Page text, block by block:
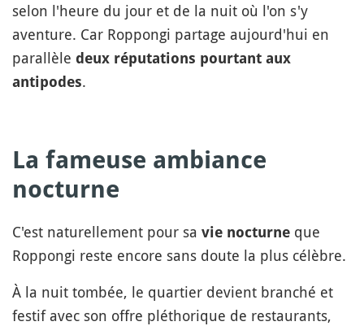
selon l'heure du jour et de la nuit où l'on s'y
aventure. Car Roppongi partage aujourd'hui en
parallèle deux réputations pourtant aux
antipodes.
La fameuse ambiance
nocturne
C'est naturellement pour sa vie nocturne que
Roppongi reste encore sans doute la plus célèbre.
À la nuit tombée, le quartier devient branché et
festif avec son offre pléthorique de restaurants,